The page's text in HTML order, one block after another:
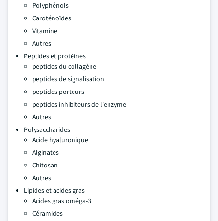
Polyphénols
Caroténoïdes
Vitamine
Autres
Peptides et protéines
peptides du collagène
peptides de signalisation
peptides porteurs
peptides inhibiteurs de l'enzyme
Autres
Polysaccharides
Acide hyaluronique
Alginates
Chitosan
Autres
Lipides et acides gras
Acides gras oméga-3
Céramides